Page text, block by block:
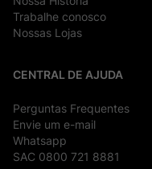
Trabalhe conosco
Nossas Lojas
CENTRAL DE AJUDA
Perguntas Frequentes
Envie um e-mail
Whatsapp
SAC 0800 721 8881